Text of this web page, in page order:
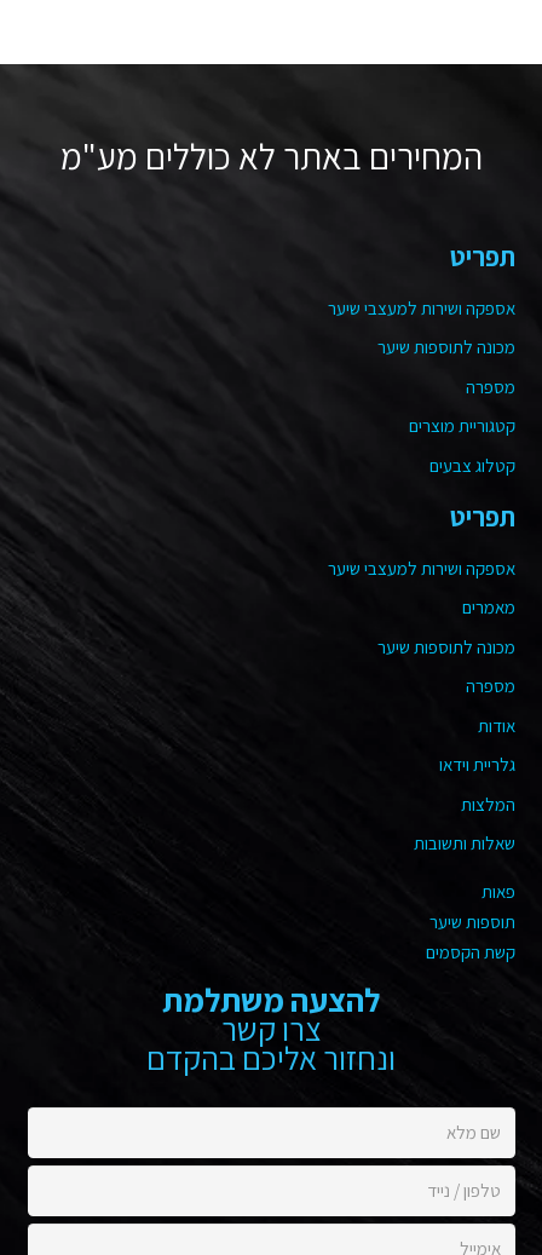
המחירים באתר לא כוללים מע"מ
תפריט
אספקה ושירות למעצבי שיער
מכונה לתוספות שיער
מספרה
קטגוריית מוצרים
קטלוג צבעים
תפריט
אספקה ושירות למעצבי שיער
מאמרים
מכונה לתוספות שיער
מספרה
אודות
גלריית וידאו
המלצות
שאלות ותשובות
פאות
תוספות שיער
קשת הקסמים
להצעה משתלמת
צרו קשר
ונחזור אליכם בהקדם